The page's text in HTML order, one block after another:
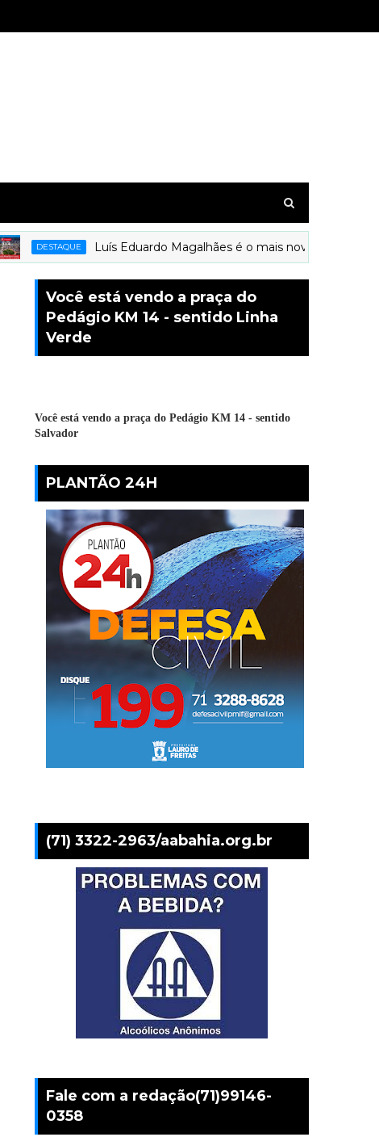
DESTAQUE Luís Eduardo Magalhães é o mais novo município a
Você está vendo a praça do
Pedágio KM 14 - sentido Linha
Verde
Você está vendo a praça do Pedágio KM 14 - sentido
Salvador
PLANTÃO 24H
(71) 3322-2963/aabahia.org.br
Fale com a redação(71)99146-
0358